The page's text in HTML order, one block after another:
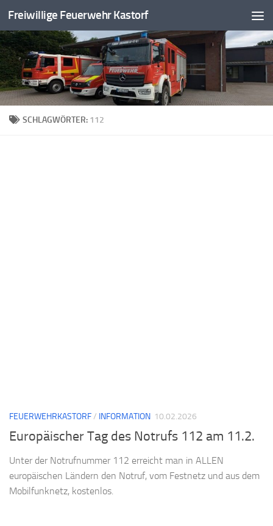
Zum Inhalt springen
Freiwillige Feuerwehr Kastorf
SCHLAGWÖRTER: 112
FEUERWEHRKASTORF/ INFORMATION 10.02.2026
Europäischer Tag des Notrufs 112 am 11.2.
Unter der Notrufnummer 112 erreicht man in ALLEN
europäischen Ländern den Notruf, vom Festnetz und aus dem
Mobilfunknetz, kostenlos.